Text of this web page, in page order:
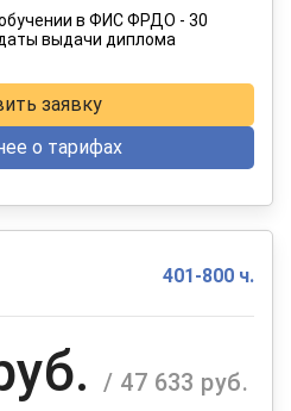
на 12 месяцев
в ФИС ФРДО - 30
выдачи диплома
заявку
о тарифах
401-800 ч.
/ 47 633 руб.